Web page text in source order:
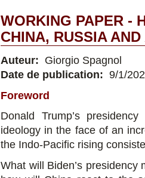
WORKING PAPER -
CHINA, RUSSIA
Auteur: Giorgio Spagnol
Date de publication: 9/1/
Foreword
Donald Trump’s
ideology in the face of an
the Indo-Pacific rising
What will Biden’s